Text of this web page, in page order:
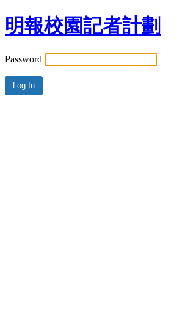
明報校園記者計劃
Password